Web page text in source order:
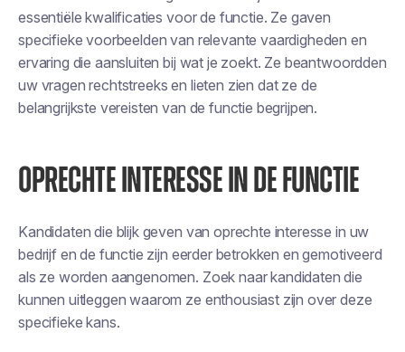
essentiële kwalificaties voor de functie. Ze gaven
specifieke voorbeelden van relevante vaardigheden en
ervaring die aansluiten bij wat je zoekt. Ze beantwoordden
uw vragen rechtstreeks en lieten zien dat ze de
belangrijkste vereisten van de functie begrijpen.
OPRECHTE INTERESSE IN DE FUNCTIE
Kandidaten die blijk geven van oprechte interesse in uw
bedrijf en de functie zijn eerder betrokken en gemotiveerd
als ze worden aangenomen. Zoek naar kandidaten die
kunnen uitleggen waarom ze enthousiast zijn over deze
specifieke kans.